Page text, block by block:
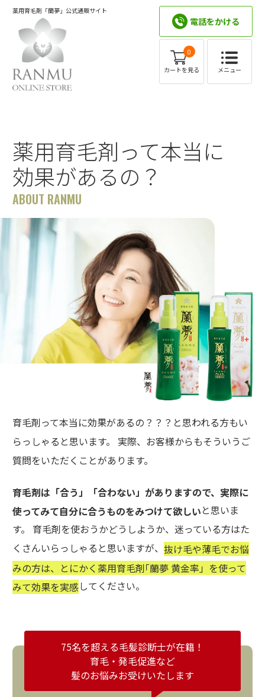
薬用育毛剤「蘭夢」公式通販サイト
電話をかける
0
カートを見る メニュー
薬用育毛剤って本当に
効果があるの？
ABOUT RANMU
育毛剤って本当に効果があるの？？？と思われる方もい
らっしゃると思います。 実際、お客様からもそういうご
質問をいただくことがあります。
育毛剤は「合う」「合わない」がありますので、実際に
使ってみて自分に合うものをみつけて欲しいと思いま
す。 育毛剤を使おうかどうしようか、迷っている方はた
くさんいらっしゃると思いますが、 抜け毛や薄毛でお悩
みの方は、とにかく薬用育毛剤｢蘭夢 黄金率」を使って
みて効果を実感してください。
75名を超える毛髪診断士が在籍！
育毛・発毛促進など
髪のお悩みお受けいたします